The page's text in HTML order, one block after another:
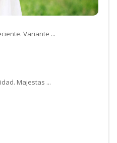
Variante ...
Majestas ...